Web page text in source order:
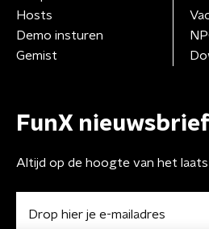
Hosts
Demo insturen
Gemist
FunX nieuwsbrief
Altijd op de hoogte van het